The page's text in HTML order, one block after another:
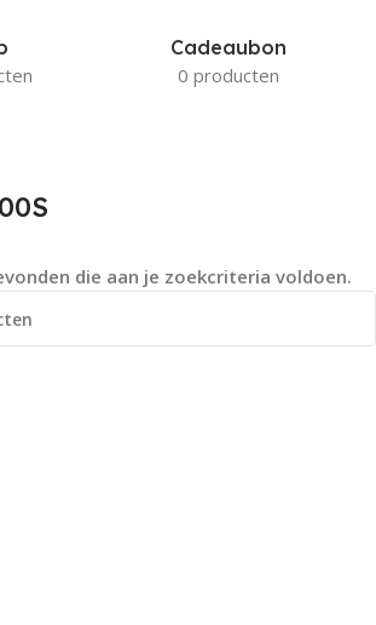
Cadeaubon
0 producten
die aan je zoekcriteria voldoen.